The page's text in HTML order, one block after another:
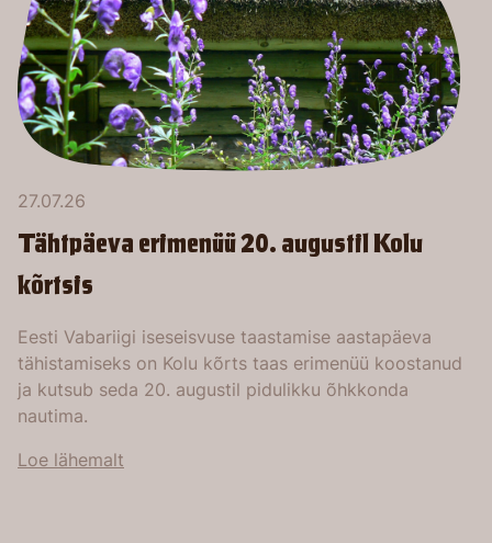
27.07.26
Tähtpäeva erimenüü 20. augustil Kolu
kõrtsis
Eesti Vabariigi iseseisvuse taastamise aastapäeva
tähistamiseks on Kolu kõrts taas erimenüü koostanud
ja kutsub seda 20. augustil pidulikku õhkkonda
nautima.
Loe lähemalt